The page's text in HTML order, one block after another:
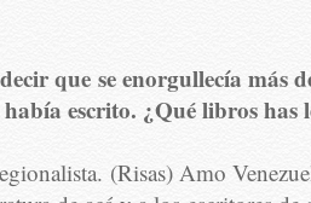
que se enorgullecía más
escrito. ¿Qué libros has
(Risas) Amo